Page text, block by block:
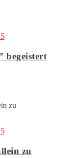
begeistert
zu